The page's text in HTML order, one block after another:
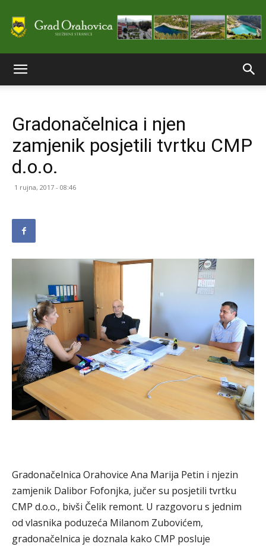
stranice
Gradonačelnica i njen
zamjenik posjetili tvrtku CMP
d.o.o.
1 rujna, 2017 - 08:46
Gradonačelnica Orahovice Ana Marija Petin i njezin
zamjenik Dalibor Fofonjka, jučer su posjetili tvrtku
CMP d.o.o., bivši Čelik remont. U razgovoru s jednim
od vlasnika poduzeća Milanom Zubovićem,
gradonačelnica je doznala kako CMP posluje